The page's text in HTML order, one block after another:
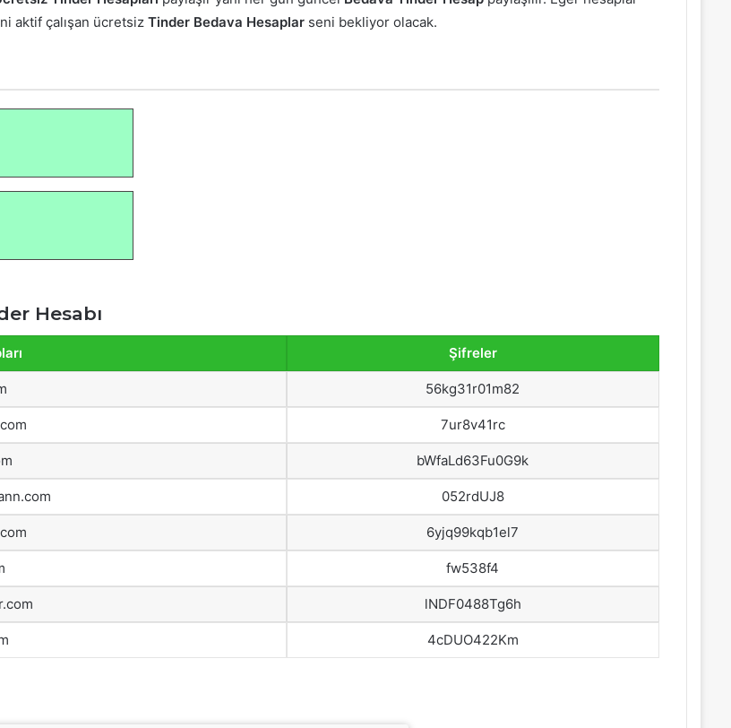
aktif çalışan ücretsiz Tinder Bedava Hesaplarseni bekliyor olacak.
Hesabı
Şifreler
56kg31r01m82
7ur8v41rc
bWfaLd63Fu0G9k
052rdUJ8
6yjq99kqb1el7
fw538f4
lNDF0488Tg6h
4cDUO422Km